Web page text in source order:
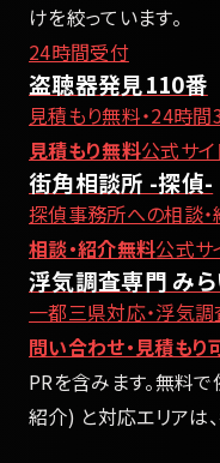
けを絞っています。
24時間受付
盗聴器発見110番
見積もり無料・24時
見積もり無料公式サイ
街角相談所 -探偵-
探偵事務所への相談
相談・紹介無料公式サ
浮気調査専門 み
一都三県対応・浮気
問い合わせ・見積もり
PRを含みます。無料
紹介) と対応エリアは